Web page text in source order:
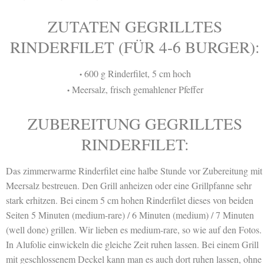
ZUTATEN GEGRILLTES
RINDERFILET (FÜR 4-6 BURGER):
•600 g Rinderfilet, 5 cm hoch
•Meersalz, frisch gemahlener Pfeffer
ZUBEREITUNG GEGRILLTES
RINDERFILET:
Das zimmerwarme Rinderfilet eine halbe Stunde vor Zubereitung mit
Meersalz bestreuen. Den Grill anheizen oder eine Grillpfanne sehr
stark erhitzen. Bei einem 5 cm hohen Rinderfilet dieses von beiden
Seiten 5 Minuten (medium-rare) / 6 Minuten (medium) / 7 Minuten
(well done) grillen. Wir lieben es medium-rare, so wie auf den Fotos.
In Alufolie einwickeln die gleiche Zeit ruhen lassen. Bei einem Grill
mit geschlossenem Deckel kann man es auch dort ruhen lassen, ohne